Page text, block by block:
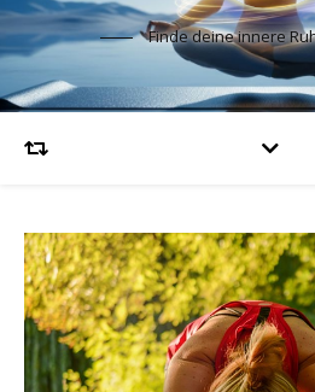
Finde deine innere